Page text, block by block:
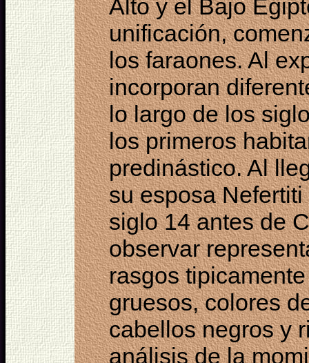
Alto y el Bajo
unificación,
los faraones. Al
incorporan
lo largo de los
los primeros
predinástico. Al
su esposa
siglo 14 antes de
observar
rasgos
gruesos, colores
cabellos negros y
análisis de la